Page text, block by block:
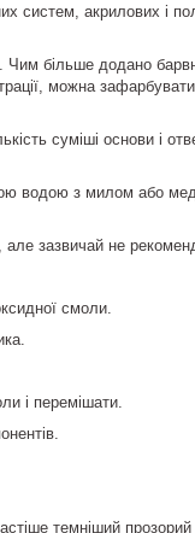
систем, акрилових і
більше додано
можна
суміші основи і
водою з милом або
зазвичай не
смоли.
і перемішати.
темніший